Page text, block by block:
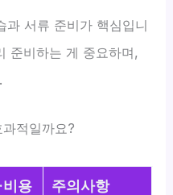
과 서류 준비가 핵심입니
준비하는 게 중요하며,
적일까요?
비용 주의사항